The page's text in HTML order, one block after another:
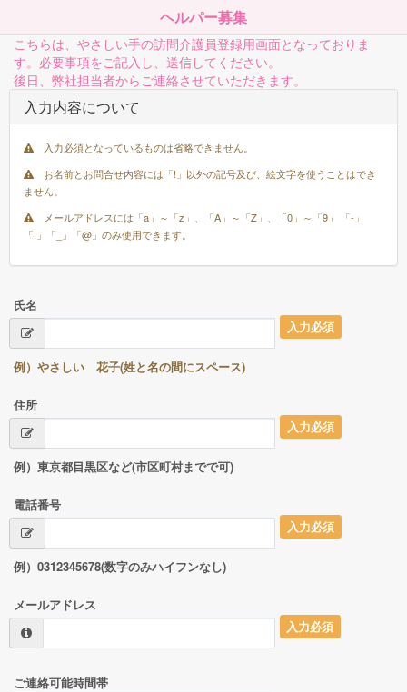
ヘルパー募集
こちらは、やさしい手の訪問介護員登録用画面となっておりま
す。必要事項をご記入し、送信してください。
後日、弊社担当者からご連絡させていただきます。
入力内容について
入力必須となっているものは省略できません。
お名前とお問合せ内容には「!」以外の記号及び、絵文字を使うことはでき
ません。
メールアドレスには「a」～「z」、「A」～「Z」、「0」～「9」 「-」
「.」「_」「@」のみ使用できます。
氏名
入力必須
例）やさしい 花子(姓と名の間にスペース)
住所
入力必須
例）東京都目黒区など(市区町村までで可)
電話番号
入力必須
例）0312345678(数字のみハイフンなし)
メールアドレス
入力必須
ご連絡可能時間帯